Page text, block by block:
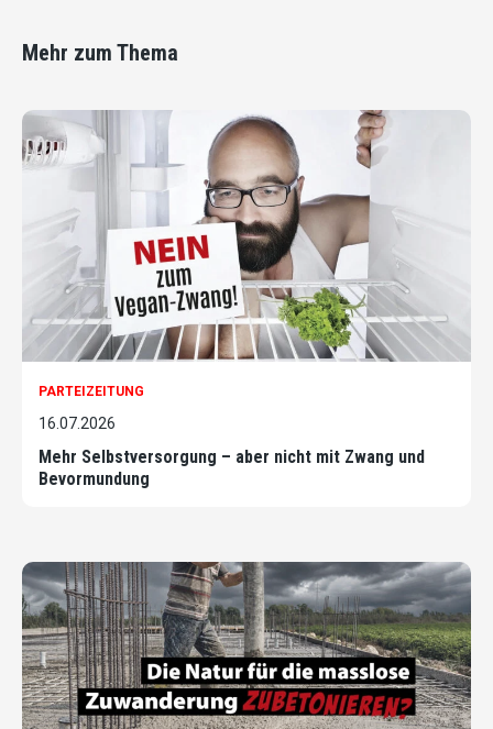
Mehr zum Thema
PARTEIZEITUNG
16.07.2026
Mehr Selbstversorgung – aber nicht mit Zwang und
Bevormundung